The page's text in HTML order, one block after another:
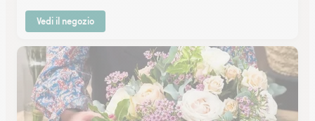
Vedi il negozio